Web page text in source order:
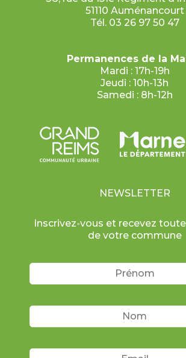
51110 Auménancourt
Tél. 03 26 97 50 47
Permanences de la
Mardi : 17h-19h
Jeudi : 10h-13h
Samedi : 8h-12h
NEWSLETTER
Inscrivez-vous et recevez
de votre commune